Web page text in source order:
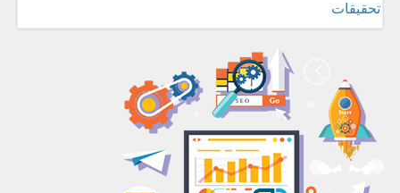
تحقیقات